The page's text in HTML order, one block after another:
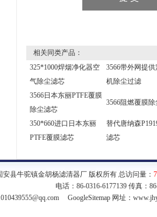
相关同类产品：
325*1000焊烟净化器空
气除尘滤芯
3566带外网提
机除尘过滤
3566日本东丽PTFE覆膜
除尘滤芯
3566阻燃覆膜
350*660进口日本东丽
PTFE覆膜滤芯
替代唐纳森
滤芯
安县牛驼镇金胡杨滤清器厂 版权所有 总访问量：
电话：86-0316-6177139 传真：
GoogleSitemap网址：